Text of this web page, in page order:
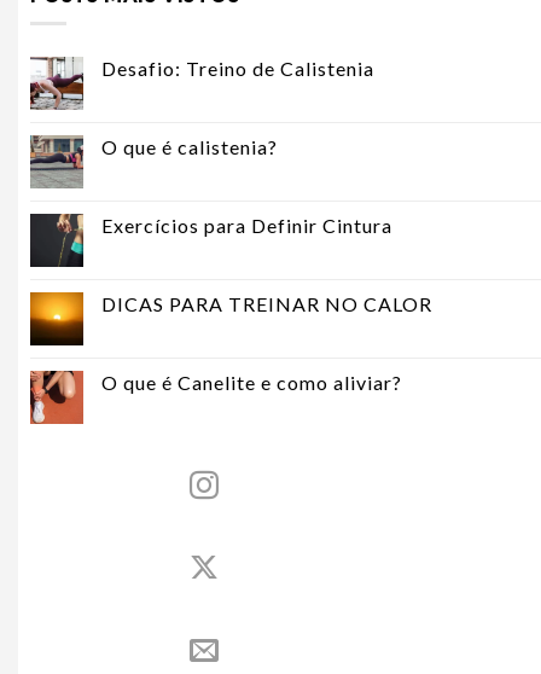
Desafio: Treino de Calistenia
O que é calistenia?
Exercícios para Definir Cintura
DICAS PARA TREINAR NO CALOR
O que é Canelite e como aliviar?